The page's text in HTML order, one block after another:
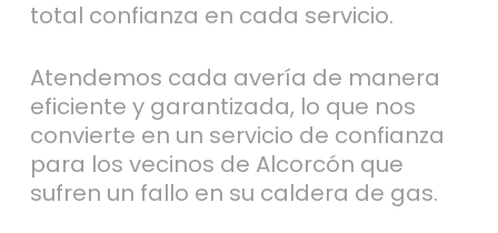
total confianza en cada servicio.
Atendemos cada avería de manera
eficiente y garantizada, lo que nos
convierte en un servicio de confianza
para los vecinos de Alcorcón que
sufren un fallo en su caldera de gas.